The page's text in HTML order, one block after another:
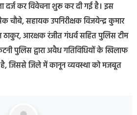
दर्ज कर विवेचना शुरू कर दी गई है। इस
चौबे, सहायक उपनिरीक्षक विजयेन्द्र कुमार
ठाकुर, आरक्षक रंजीत गंधर्व सहित पुलिस टीम
पुलिस द्वारा अवैध गतिविधियों के खिलाफ
है, जिससे जिले में कानून व्यवस्था को मजबूत